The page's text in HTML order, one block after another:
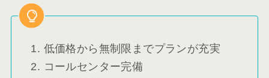
低価格から無制限までプランが充実
コールセンター完備